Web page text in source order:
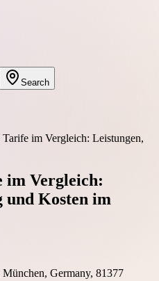
Search
Tarife im Vergleich: Leistungen,
im Vergleich:
und Kosten im
München, Germany, 81377